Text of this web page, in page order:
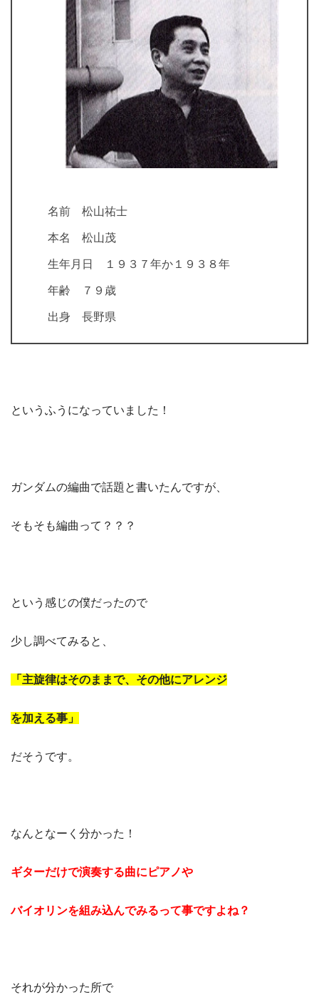
名前 松山祐士
本名 松山茂
生年月日 １９３７年か１９３８年
年齢 ７９歳
出身 長野県
というふうになっていました！
ガンダムの編曲で話題と書いたんですが、
そもそも編曲って？？？
という感じの僕だったので
少し調べてみると、
「主旋律はそのままで、その他にアレンジ
を加える事」
だそうです。
なんとなーく分かった！
ギターだけで演奏する曲にピアノや
バイオリンを組み込んでみるって事ですよね？
それが分かった所で